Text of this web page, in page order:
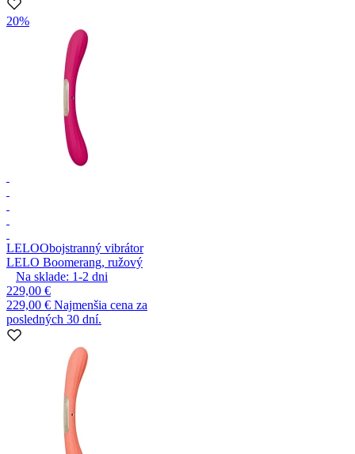
20%
LELOObojstranný vibrátor
LELO Boomerang, ružový
Na sklade: 1-2 dni
229,00 €
229,00 € Najmenšia cena za
posledných 30 dní.